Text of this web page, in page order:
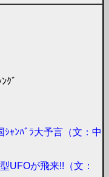
ｸﾞ
ｬﾝﾊﾞﾗ大予言（文：中
UFOが飛来!!（文：